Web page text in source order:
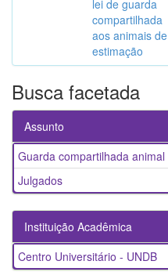
lei de guarda
compartilhada
aos animais de
estimação
Busca facetada
Assunto
Guarda compartilhada animal
Julgados
Instituição Acadêmica
Centro Universitário - UNDB